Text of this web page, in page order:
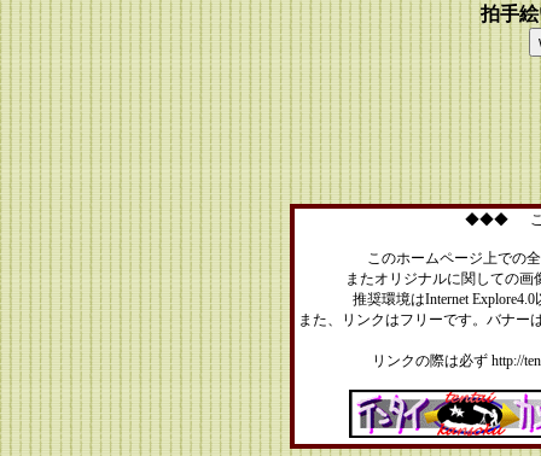
拍手
◆◆◆
このホームページ上での
またオリジナルに関しての
推奨環境はInternet
また、リンクはフリーです。バナー
リンクの際は必ず http://